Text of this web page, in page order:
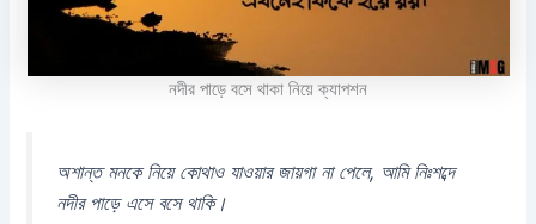
নদীর পাড়ে বসে থাকা নিয়ে ক্যাপশন
অশান্ত মনকে নিয়ে কোথাও যাওয়ার জায়গা না পেলে, আমি নিঃশব্দে
নদীর পাড়ে এসে বসে থাকি।